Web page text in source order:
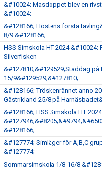
&#10024; Masdoppet blev en
&#10024;
&#128166; Höstens första
8/9 &#128166;
HSS Simskola HT 2024 &#10024;
Silverfisken
&#127810;&#129529;Städdag på
15/9&#129529;&#127810;
&#128166; Tröskenrännet anno
Gästrikland 25/8 på
&#128166; HSS Simskola HT 2024
&#128166;
&#127774; Simläger för A,B,C
&#127774;
Sommarsimskola 1/8-16/8